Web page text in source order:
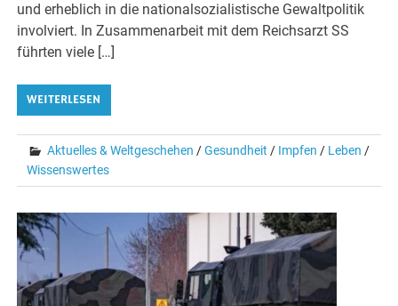
und erheblich in die nationalsozialistische Gewaltpolitik
involviert. In Zusammenarbeit mit dem Reichsarzt SS
führten viele […]
WEITERLESEN
Aktuelles & Weltgeschehen /Gesundheit / Impfen / Leben /
Wissenswertes